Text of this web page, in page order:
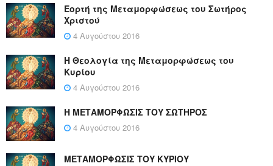
Εορτή της Μεταμορφώσεως του Σωτήρος
Χριστού
4 Αυγούστου 2016
Η Θεολογία της Μεταμορφώσεως του
Κυρίου
4 Αυγούστου 2016
Η ΜΕΤΑΜΟΡΦΩΣΙΣ ΤΟΥ ΣΩΤΗΡΟΣ
4 Αυγούστου 2016
ΜΕΤΑΜΟΡΦΩΣΙΣ ΤΟΥ ΚΥΡΙΟΥ